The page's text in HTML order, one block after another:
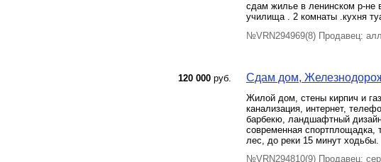
сдам жилье в ленинском р-не
училища . 2 комнаты .кухня
№VRN294969(8) Продавец:
120 000 руб. Сдам дом,
Жилой дом, стены кирпич и
канализация, интернет,
барбекю, ландшафтный
современная спортплощадка,
лес, до реки 15 минут ходьбы.
№VRN294810(9) Продавец: